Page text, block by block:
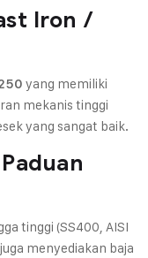
Iron /
yang memiliki
mekanis tinggi
yang sangat baik.
tinggi (SS400, AISI
menyediakan baja